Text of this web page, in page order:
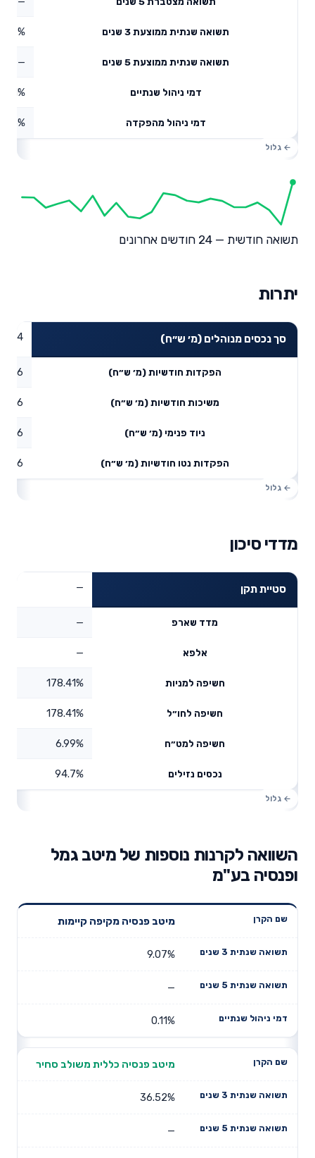
תשואה שנתית ממוצעת 3 שנים
תשואה שנתית ממוצעת 5 שנים —
דמי ניהול שנתיים 0.11%
דמי ניהול מהפקדה
תשואה חודשית — 24 חודשים אחרונים
יתרות
סך נכסים מנוהלים (מ׳ ש״ח)
הפקדות חודשיות (מ׳ ש״ח) 1.96
משיכות חודשיות (מ׳ ש״ח) 0.06
ניוד פנימי (מ׳ ש״ח) 9.26
הפקדות נטו חודשיות (מ׳ ש״ח) 11.16
מדדי סיכון
סטיית תקן —
מדד שארפ —
אלפא —
חשיפה למניות 178.41%
חשיפה לחו״ל 178.41%
חשיפה למט״ח 6.99%
נכסים נזילים 94.7%
השוואה לקרנות נוספות של מיטב גמל
ופנסיה בע"מ
שנים
תשואה
מיטב פנסיה מקיפה קיימות
9.07%
—
0.11%
מיטב פנסיה כללית משולב סחיר
36.52%
—